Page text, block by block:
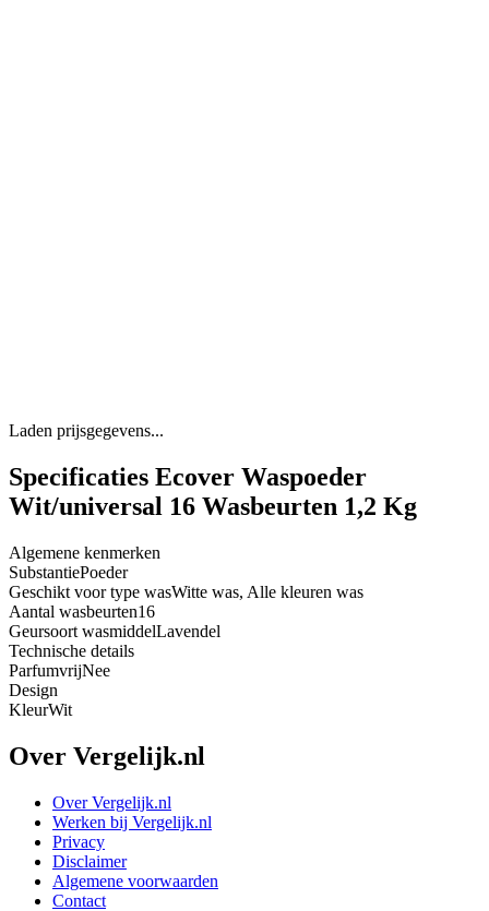
Laden prijsgegevens...
Specificaties Ecover Waspoeder
Wit/universal 16 Wasbeurten 1,2 Kg
Algemene kenmerken
SubstantiePoeder
Geschikt voor type wasWitte was, Alle kleuren was
Aantal wasbeurten16
Geursoort wasmiddelLavendel
Technische details
ParfumvrijNee
Design
KleurWit
Over Vergelijk.nl
Over Vergelijk.nl
Werken bij Vergelijk.nl
Privacy
Disclaimer
Algemene voorwaarden
Contact